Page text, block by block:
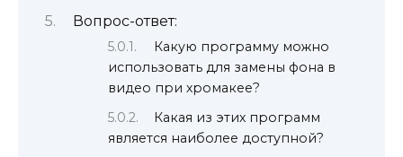
Вопрос-ответ:
Какую программу можно
использовать для замены фона в
видео при хромакее?
Какая из этих программ
является наиболее доступной?